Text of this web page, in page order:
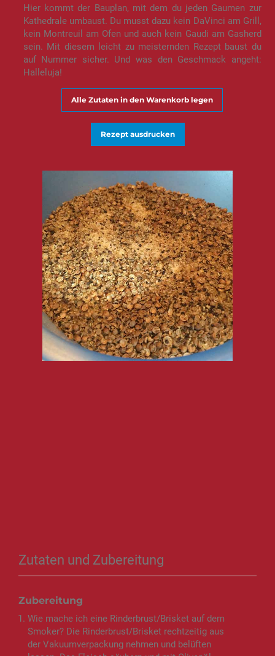
Hier kommt der Bauplan, mit dem du jeden Gaumen zur
Kathedrale umbaust. Du musst dazu kein DaVinci am Grill,
kein Montreuil am Ofen und auch kein Gaudi am Gasherd
sein. Mit diesem leicht zu meisternden Rezept baust du
auf Nummer sicher. Und was den Geschmack angeht:
Halleluja!
Alle Zutaten in den Warenkorb legen
Rezept ausdrucken
Zutaten und Zubereitung
Zubereitung
Wie mache ich eine Rinderbrust/Brisket auf dem
Smoker? Die Rinderbrust/Brisket rechtzeitig aus
der Vakuumverpackung nehmen und belüften